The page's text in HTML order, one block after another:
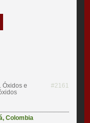
Óxidos e
#2161
,Colombia